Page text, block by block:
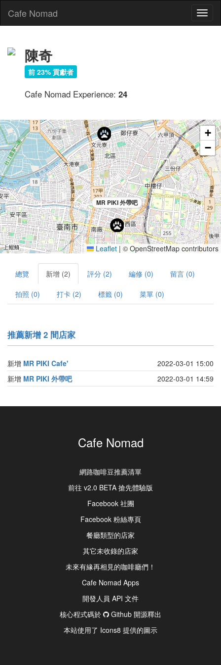
Cafe Nomad
陳奇
前 23% 貢獻者
Cafe Nomad Experience: 24
MR PIKI 外帶吧
+
−
Leaflet | © OpenStreetMap contributors
總覽 新增 (2) 評分 (2) 編修 (0) 留言 (0)
拍照 (0) 打卡 (2) 標籤 (0) 菜單 (0)
推薦新增 2 間店家
新增 MR PIKI Cafe'
2022-03-01 15:00
新增 MR PIKI 外帶吧 2022-03-01 14:59
Cafe Nomad
網路咖啡豆推薦清單
前往 v2.0 BETA 搶先體驗版
Facebook 社團
Facebook 粉絲專頁
餐廳類型的店家
其它未收錄的店家
未來有緣再相見的咖啡廳們！
Cafe Nomad Apps
開發人員 API 文件
核心程式碼於
Github 開源釋出
本站使用了 Icons8 提供的圖示